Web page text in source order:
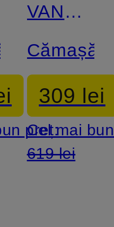
preț:
VAN
DEN
Cămașă
309 lei
Cel mai
619 lei